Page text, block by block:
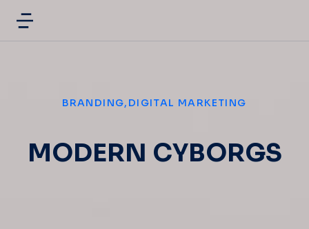
BRANDING, DIGITAL MARKETING
MODERN CYBORGS